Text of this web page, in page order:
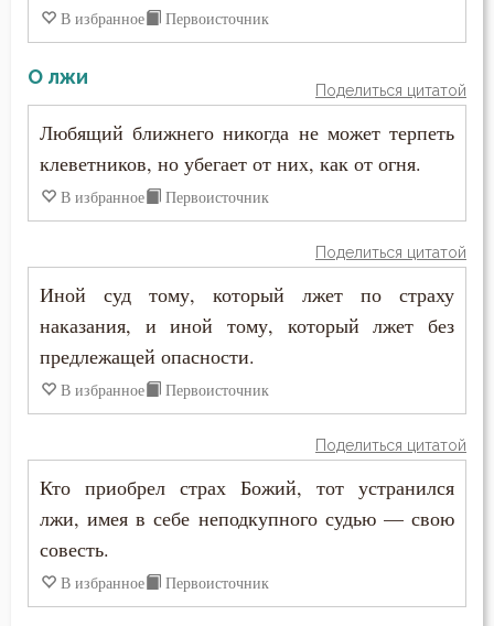
В избранное Первоисточник
О лжи
Поделиться цитатой
Любящий ближнего никогда не может терпеть
клеветников, но убегает от них, как от огня.
В избранное Первоисточник
Поделиться цитатой
Иной суд тому, который лжет по страху
наказания, и иной тому, который лжет без
предлежащей опасности.
В избранное Первоисточник
Поделиться цитатой
Кто приобрел страх Божий, тот устранился
лжи, имея в себе неподкупного судью — свою
совесть.
В избранное Первоисточник